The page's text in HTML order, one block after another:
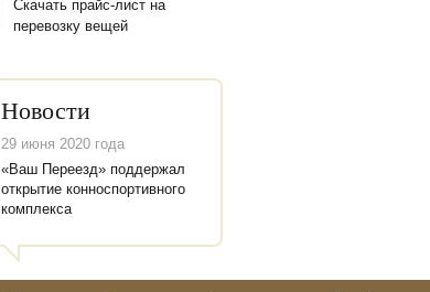
Скачать прайс-лист на
перевозку вещей
Новости
29 июня 2020 года
«Ваш Переезд» поддержал
открытие конноспортивного
комплекса